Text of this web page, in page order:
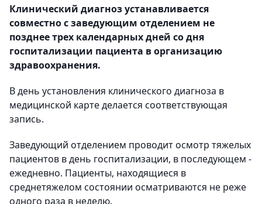
Клинический диагноз устанавливается
совместно с заведующим отделением не
позднее трех календарных дней со дня
госпитализации пациента в организацию
здравоохранения.
В день установления клинического диагноза в
медицинской карте делается соответствующая
запись.
Заведующий отделением проводит осмотр тяжелых
пациентов в день госпитализации, в последующем -
ежедневно. Пациенты, находящиеся в
среднетяжелом состоянии осматриваются не реже
одного раза в неделю.